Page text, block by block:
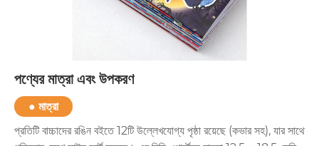
পণ্যের মাত্রা এবং উপকরণ
● মাত্রা
প্রতিটি বাচ্চাদের রঙিন বইতে 12টি উল্লেখযোগ্য পৃষ্ঠা রয়েছে (কভার সহ), যার সাথে